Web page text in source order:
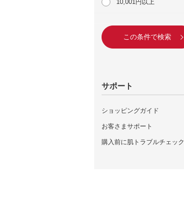
10,001円以上
この条件で検索
サポート
ショッピングガイド
お客さまサポート
購入前に肌トラブルチェック